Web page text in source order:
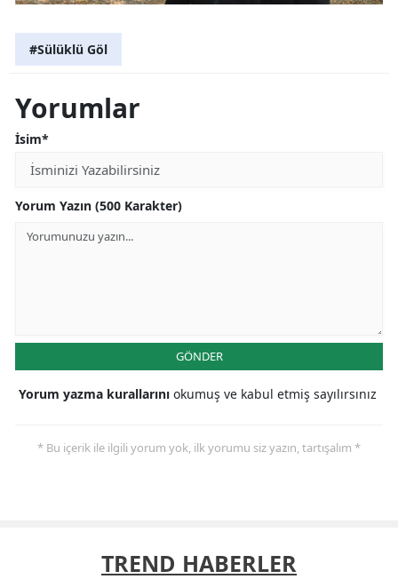
#Sülüklü Göl
Yorumlar
İsim*
Yorum Yazın (500 Karakter)
GÖNDER
Yorum yazma kurallarını okumuş ve kabul etmiş sayılırsınız
* Bu içerik ile ilgili yorum yok, ilk yorumu siz yazın, tartışalım *
TREND HABERLER